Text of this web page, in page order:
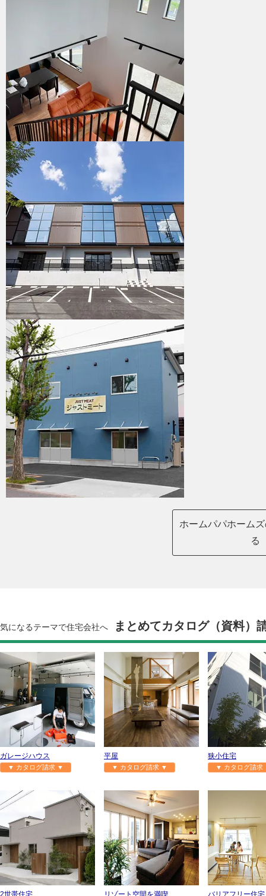
ホームパパホーム
る
気になるテーマで住宅会社へ まとめてカタログ（資料）
ガレージハウス
▼ カタログ請求 ▼
平屋
▼ カタログ請求 ▼
狭小住宅
▼ カタログ請
2世帯住宅
リゾート空間を満喫
バリアフリー住宅